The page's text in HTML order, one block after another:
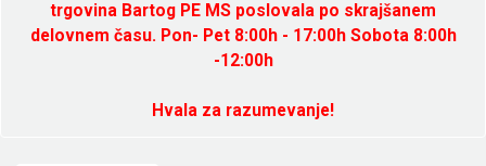
trgovina Bartog PE MS poslovala po skrajšanem
delovnem času. Pon- Pet 8:00h - 17:00h Sobota 8:00h
-12:00h
Hvala za razumevanje!